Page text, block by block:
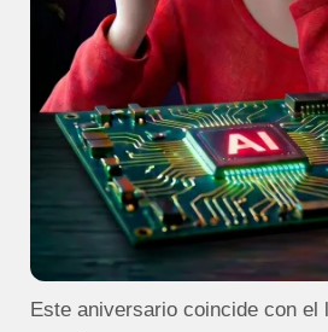
Este aniversario coincide con el